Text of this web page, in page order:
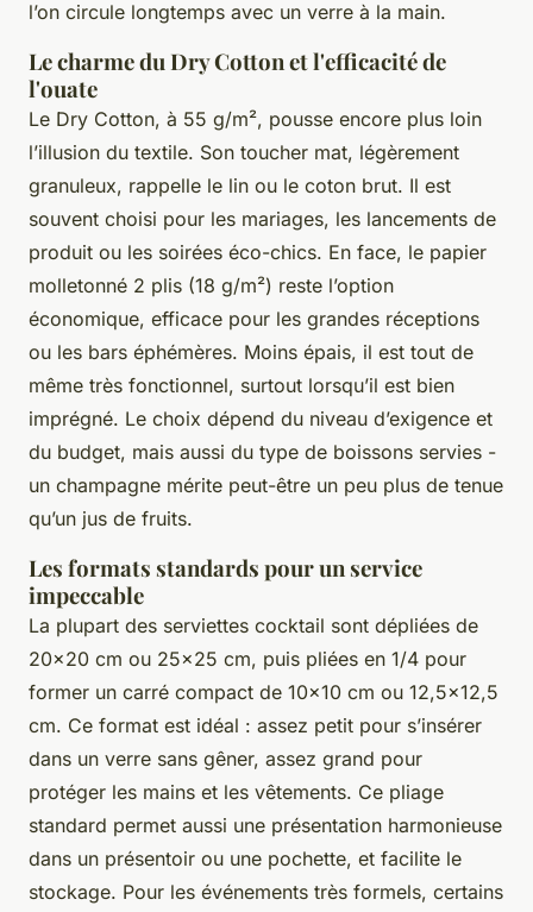
l’on circule longtemps avec un verre à la main.
Le charme du Dry Cotton et l'efficacité de
l'ouate
Le Dry Cotton, à 55 g/m², pousse encore plus loin
l’illusion du textile. Son toucher mat, légèrement
granuleux, rappelle le lin ou le coton brut. Il est
souvent choisi pour les mariages, les lancements de
produit ou les soirées éco-chics. En face, le papier
molletonné 2 plis (18 g/m²) reste l’option
économique, efficace pour les grandes réceptions
ou les bars éphémères. Moins épais, il est tout de
même très fonctionnel, surtout lorsqu’il est bien
imprégné. Le choix dépend du niveau d’exigence et
du budget, mais aussi du type de boissons servies -
un champagne mérite peut-être un peu plus de tenue
qu’un jus de fruits.
Les formats standards pour un service
impeccable
La plupart des serviettes cocktail sont dépliées de
20x20 cm ou 25x25 cm, puis pliées en 1/4 pour
former un carré compact de 10x10 cm ou 12,5x12,5
cm. Ce format est idéal : assez petit pour s’insérer
dans un verre sans gêner, assez grand pour
protéger les mains et les vêtements. Ce pliage
standard permet aussi une présentation harmonieuse
dans un présentoir ou une pochette, et facilite le
stockage. Pour les événements très formels, certains